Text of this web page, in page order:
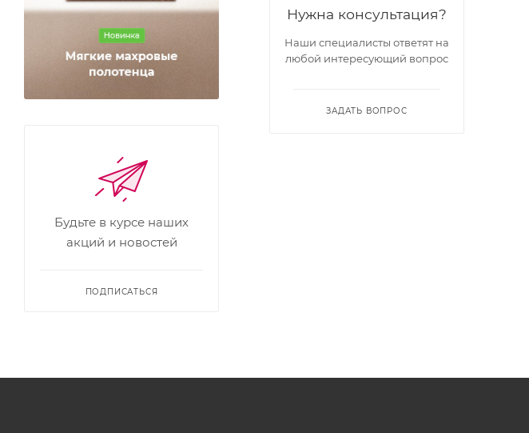
Нужна консультация?
Наши специалисты ответят на
любой интересующий вопрос
ЗАДАТЬ ВОПРОС
Будьте в курсе наших
акций и новостей
ПОДПИСАТЬСЯ